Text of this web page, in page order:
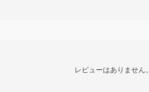
レビューはありません。